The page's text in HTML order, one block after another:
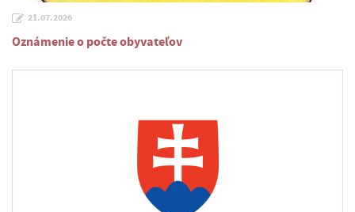
21.07.2026
Oznámenie o počte obyvateľov